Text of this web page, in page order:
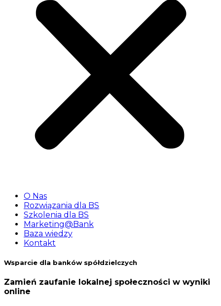
O Nas
Rozwiązania dla BS
Szkolenia dla BS
Marketing@Bank
Baza wiedzy
Kontakt
Wsparcie dla banków spółdzielczych
Zamień zaufanie lokalnej społeczności w wyniki
online